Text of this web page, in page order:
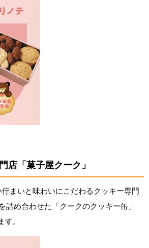
店「菓子屋クーク」
まいと味わいにこだわるクッキー専門
詰め合わせた「クークのクッキー缶」
す。